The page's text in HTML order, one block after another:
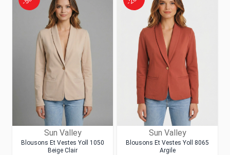
Sun Valley
Blousons Et Vestes Yoll 1050
Beige Clair
Sun Valley
Blousons Et Vestes Yoll 8065
Argile